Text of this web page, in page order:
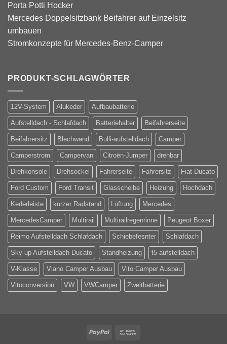
Porta Potti Hocker
Mercedes Doppelsitzbank Beifahrer auf Einzelsitz
umbauen
Stromkonzepte für Mercedes-Benz-Camper
PRODUKT-SCHLAGWÖRTER
12V-System Alukeder Aufbaubatterie
Aufstelldach - Schlafdach Batteriehalter Beifahrerseite
Beifahrersitz Blechwand Bulli-aufstelldach Camper
Camperstrom Campervan Citroën-Jumper drehbar
Drehkonsole Drehsockel Fahrerseite Fahrersitz Fiat-Ducato
Ford Custom Ford Transit Glasscheibe Heizung Hochdach
Kederleiste kurzer Radstand Lüftung Mercedes
MercedesCamper Multirail Multirailregenrinne Peugeot Boxer
Reimo Aufstelldach Schlafdach Schiebefesnter Schlafdach
Sky-up Aufstelldach Ducato Standheizung t5-aufstelldach
V-Klasse Viano Camper Ausbau Vito Camper Ausbau
Vitoconversion VW VWCamper Zweitbatterie
PayPal